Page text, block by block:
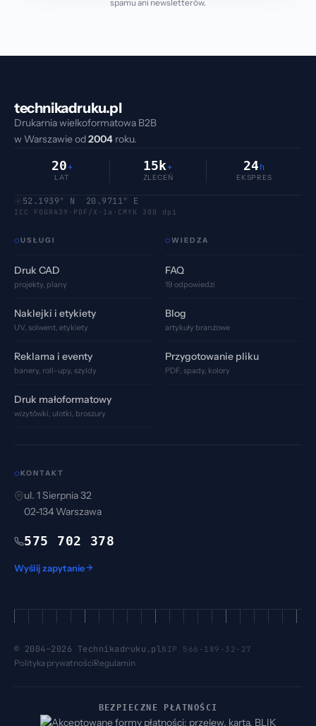
spamu ani newsletterów.
technikadruku.pl
Drukarnia wielkoformatowa B2B
w Warszawie od2004 roku.
20+
LAT
15k+
ZLECEŃ
24h
EKSPRES
52.1939° N 20.9711° E
ICC FOGRA39 · PDF/X-1a · CMYK 300 dpi
⬡ USŁUGI
Druk CAD
projekty, plany
Naklejki i etykiety
UV, solwent, etykiety
Reklama i eventy
banery, roll-upy, szyldy
Druk małoformatowy
wizytówki, ulotki, broszury
⬡ WIEDZA
FAQ
19 odpowiedzi
Blog
artykuły branżowe
Przygotowanie pliku
PDF, spady, kolory
⬡ KONTAKT
ul. 1 Sierpnia 32
02-134 Warszawa
575 702 378
Wyślij zapytanie
© 2004–2026 Technikadruku.plNIP 566-189-32-27
Polityka prywatnościRegulamin
BEZPIECZNE PŁATNOŚCI